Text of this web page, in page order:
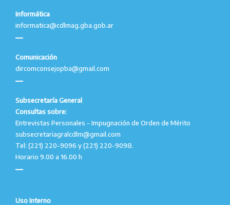
Informática
informatica@cdlmag.gba.gob.ar
Comunicación
dircomconsejopba@gmail.com
Subsecretaría General
Consultas sobre:
Entrevistas Personales - Impugnación de Orden de Mérito
subsecretariagralcdlm@gmail.com
Tel: (221) 220-9096 y (221) 220-9098.
Horario 9.00 a 16.00 h
Uso Interno